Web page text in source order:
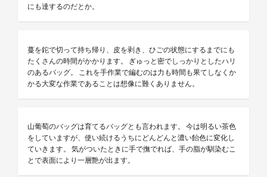
にも達するのだとか。
蔓を鉈で切って持ち帰り、皮を剥き、ひごの状態にするまでにも
たくさんの時間がかかります。 ぎゅっと密でしっかりとしたハリ
のあるバッグ。 これを手作業で編むのは力も時間も果てしなくか
かる大変な作業であることは想像に難くありません。
山葡萄のバッグは育てるバッグとも言われます。 今は明るい茶色
をしていますが、使い続けるうちにどんどんと濃い飴色に変化し
ていきます。 気がついたときに手で撫でれば、手の脂が馴染むこ
とで表面により一層艶が出ます。